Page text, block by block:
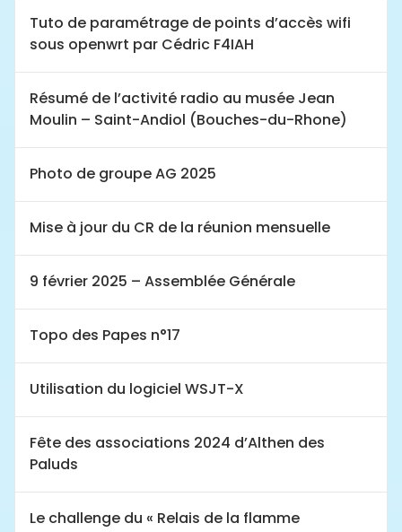
Tuto de paramétrage de points d’accès wifi
sous openwrt par Cédric F4IAH
Résumé de l’activité radio au musée Jean
Moulin – Saint-Andiol (Bouches-du-Rhone)
Photo de groupe AG 2025
Mise à jour du CR de la réunion mensuelle
9 février 2025 – Assemblée Générale
Topo des Papes n°17
Utilisation du logiciel WSJT-X
Fête des associations 2024 d’Althen des
Paluds
Le challenge du « Relais de la flamme